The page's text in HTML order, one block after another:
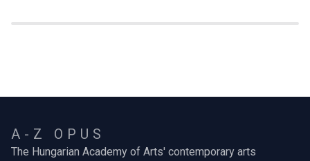
A-Z OPUS
The Hungarian Academy of Arts' contemporary arts